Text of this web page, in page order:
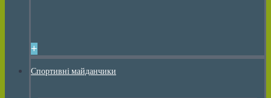
+
Спортивні майданчики